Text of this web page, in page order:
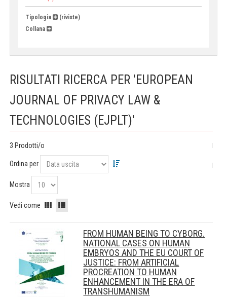
Tipologia
(riviste)
Collana
RISULTATI RICERCA PER 'EUROPEAN
JOURNAL OF PRIVACY LAW &
TECHNOLOGIES (EJPLT)'
3 Prodotti/o
Ordina per
Mostra
Vedi come
FROM HUMAN BEING TO CYBORG.
NATIONAL CASES ON HUMAN
EMBRYOS AND THE EU COURT OF
JUSTICE: FROM ARTIFICIAL
PROCREATION TO HUMAN
ENHANCEMENT IN THE ERA OF
TRANSHUMANISM